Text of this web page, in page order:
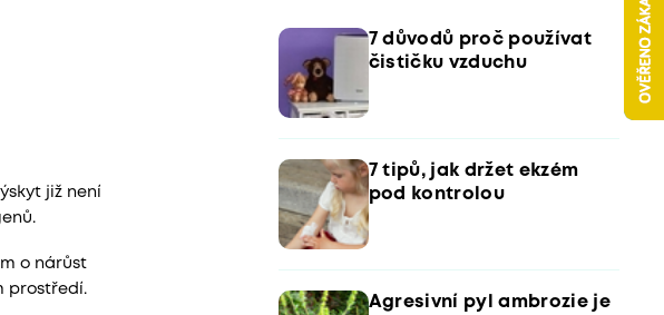
již není
o nárůst
prostředí.
7 důvodů proč používat
čističku vzduchu
7 tipů, jak držet ekzém
pod kontrolou
Agresivní pyl ambrozie je